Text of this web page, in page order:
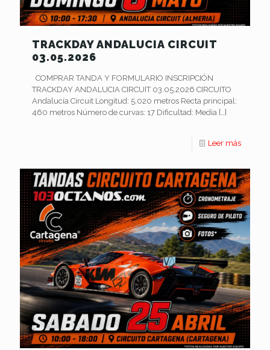
TRACKDAY ANDALUCIA CIRCUIT
03.05.2026
COMPRAR TANDA Y FORMULARIO INSCRIPCIÓN
TRACKDAY ANDALUCIA CIRCUIT 03.05.2026 CIRCUITO
Andalucía Circuit Longitud: 5.020 metros Recta principal:
460 metros Número de curvas: 17 Dificultad: Media […]
Leer más